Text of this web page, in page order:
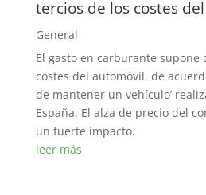
tercios de los costes
General
El gasto en carburante supone
costes del automóvil, de
de mantener un vehículo’
España. El alza de precio del
un fuerte impacto.
leer más